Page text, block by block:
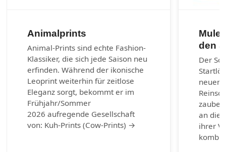
Animalprints
Animal-Prints sind echte Fashion-
Klassiker, die sich jede Saison neu
erfinden. Während der ikonische
Leoprint weiterhin für zeitlose
Eleganz sorgt, bekommt er im
Frühjahr/Sommer
2026 aufregende Gesellschaft
von: Kuh-Prints (Cow-Prints) →
den
Der
neuen
an die
ihrer